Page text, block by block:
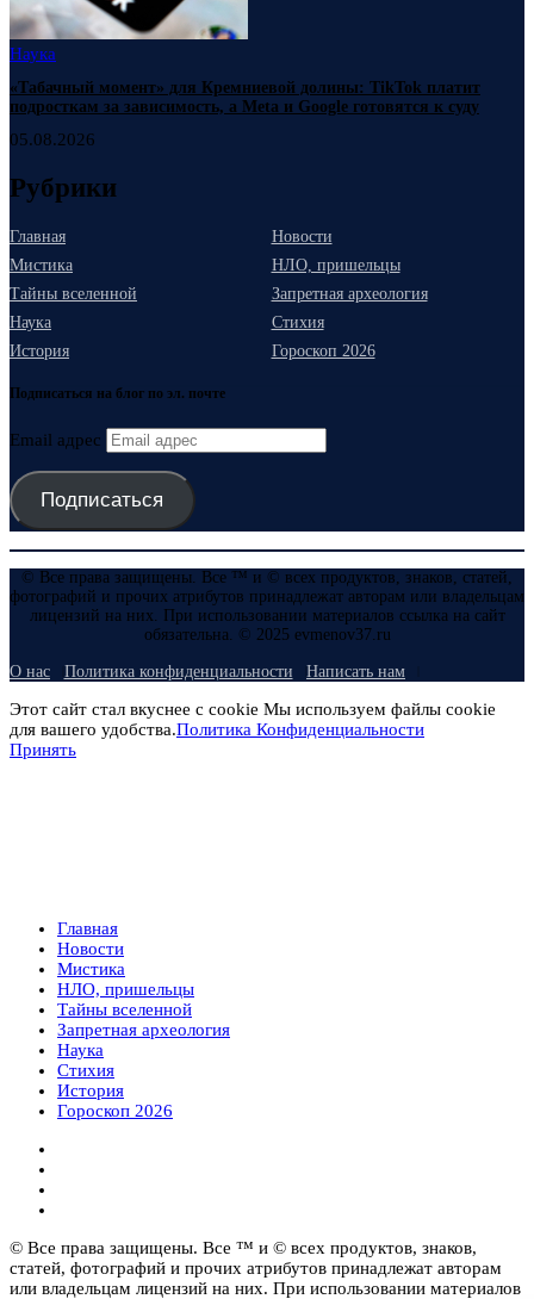
Наука
«Табачный момент» для Кремниевой долины: TikTok платит
подросткам за зависимость, а Meta и Google готовятся к суду
05.08.2026
Рубрики
Главная
Новости
Мистика
НЛО, пришельцы
Тайны вселенной
Запретная археология
Наука
Стихия
История
Гороскоп 2026
Подписаться на блог по эл. почте
Email адрес
Подписаться
© Все права защищены. Все ™ и © всех продуктов, знаков, статей,
фотографий и прочих атрибутов принадлежат авторам или владельцам
лицензий на них. При использовании материалов ссылка на сайт
обязательна. © 2025 evmenov37.ru
О нас Политика конфиденциальности Написать нам
Этот сайт стал вкуснее с cookie Мы используем файлы cookie
для вашего удобства.Политика Конфиденциальности
Принять
Главная
Новости
Мистика
НЛО, пришельцы
Тайны вселенной
Запретная археология
Наука
Стихия
История
Гороскоп 2026
© Все права защищены. Все ™ и © всех продуктов, знаков,
статей, фотографий и прочих атрибутов принадлежат авторам
или владельцам лицензий на них. При использовании материалов